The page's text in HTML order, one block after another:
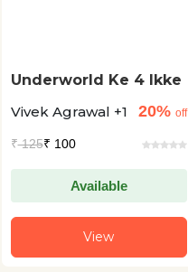
Underworld Ke 4 Ikke
Vivek Agrawal +1
20% off
₹125₹ 100
Available
View